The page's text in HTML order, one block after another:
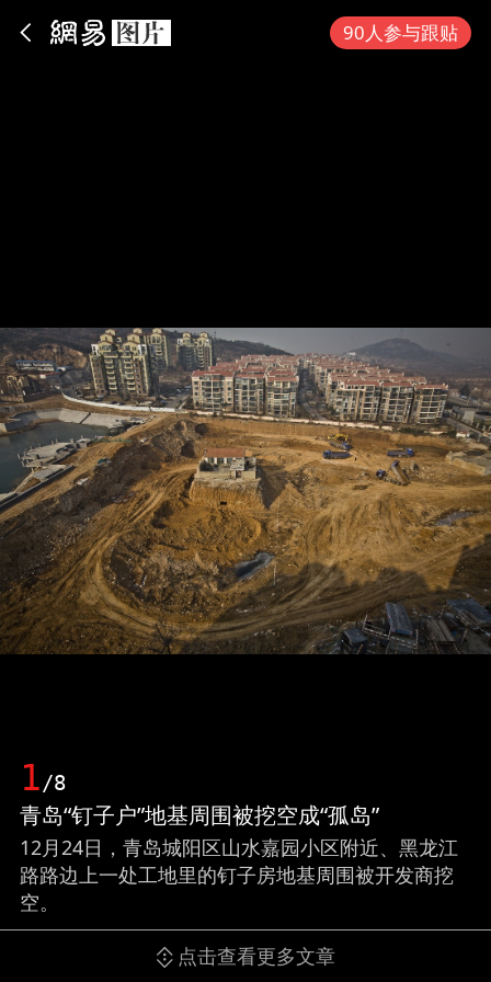
90人参与跟贴
1/8
青岛“钉子户”地基周围被挖空成“孤岛”
12月24日，青岛城阳区山水嘉园小区附近、黑龙江
路路边上一处工地里的钉子房地基周围被开发商挖
空。
点击查看更多文章